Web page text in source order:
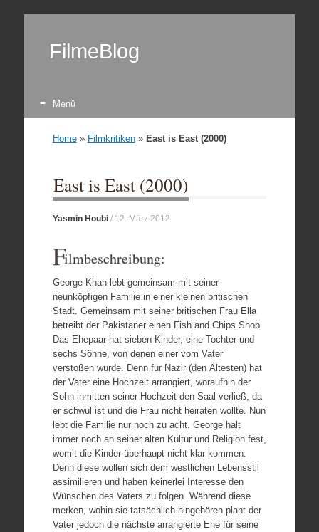
FilmeBlog
Menü
Home» Filmkritiken» East is East (2000)
East is East (2000)
Yasmin Houbi/ 12. März 2012
Filmbeschreibung:
George Khan lebt gemeinsam mit seiner
neunköpfigen Familie in einer kleinen britischen
Stadt. Gemeinsam mit seiner britischen Frau Ella
betreibt der Pakistaner einen Fish and Chips Shop.
Das Ehepaar hat sieben Kinder, eine Tochter und
sechs Söhne, von denen einer vom Vater
verstoßen wurde. Denn für Nazir (den Ältesten) hat
der Vater eine Hochzeit arrangiert, woraufhin der
Sohn inmitten seiner Hochzeit den Saal verließ, da
er schwul ist und die Frau nicht heiraten wollte. Nun
lebt die Familie nur noch zu acht. George hält
immer noch an seiner alten Kultur und Religion fest,
womit die Kinder überhaupt nicht klar kommen.
Denn diese wollen sich dem westlichen Lebensstil
assimilieren und haben keinerlei Interesse den
Wünschen des Vaters zu folgen. Während diese
merken, wohin sie tatsächlich hingehören plant der
Vater jedoch die nächste arrangierte Ehe für seine